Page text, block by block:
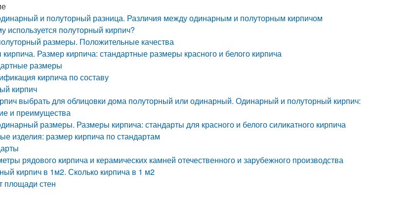
и полуторный разница. Различия между одинарным и полуторным кирпичом
используется полуторный кирпич?
размеры. Положительные качества
Размер кирпича: стандартные размеры красного и белого кирпича
размеры
кирпича по составу
кирпич
выбрать для облицовки дома полуторный или одинарный. Одинарный и полуторный кирпич:
и преимущества
размеры. Размеры кирпича: стандарты для красного и белого силикатного кирпича
изделия: размер кирпича по стандартам
рядового кирпича и керамических камней отечественного и зарубежного производства
кирпич в 1м2. Сколько кирпича в 1 м2
площади стен